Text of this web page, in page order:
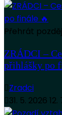
Přehrát
ZRÁDCI –
přihlášky po
Zradci
31. 5. 2026 12.